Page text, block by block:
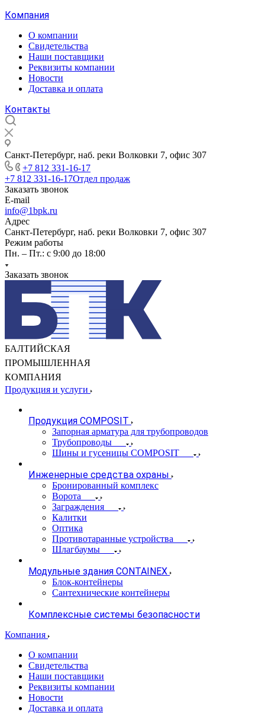
Компания
О компании
Свидетельства
Наши поставщики
Реквизиты компании
Новости
Доставка и оплата
Контакты
Санкт-Петербург, наб. реки Волковки 7, офис 307
+7 812 331-16-17
+7 812 331-16-17Отдел продаж
Заказать звонок
E-mail
info@1bpk.ru
Адрес
Санкт-Петербург, наб. реки Волковки 7, офис 307
Режим работы
Пн. – Пт.: с 9:00 до 18:00
Заказать звонок
БАЛТИЙСКАЯ
ПРОМЫШЛЕННАЯ
КОМПАНИЯ
Продукция и услуги
Продукция COMPOSIT
Запорная арматура для трубопроводов
Трубопроводы
Шины и гусеницы COMPOSIT
Инженерные средства охраны
Бронированный комплекс
Ворота
Заграждения
Калитки
Оптика
Противотаранные устройства
Шлагбаумы
Модульные здания CONTAINEX
Блок-контейнеры
Сантехнические контейнеры
Комплексные системы безопасности
Компания
О компании
Свидетельства
Наши поставщики
Реквизиты компании
Новости
Доставка и оплата